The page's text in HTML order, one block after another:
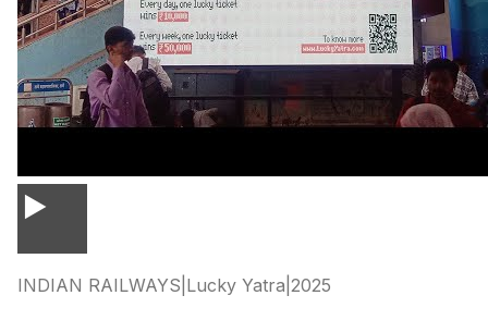
▶
INDIAN RAILWAYS Lucky Yatra 2025